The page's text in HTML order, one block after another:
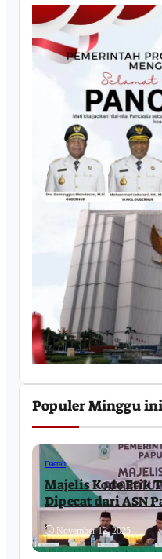
Populer Minggu ini
Daerah
Majelis Kode Etik
Dipecat dari ASN
November 12, 2025